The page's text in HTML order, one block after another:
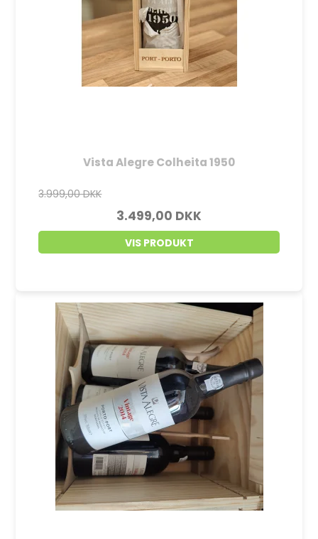
Vista Alegre Colheita 1950
3.999,00 DKK
3.499,00 DKK
VIS PRODUKT